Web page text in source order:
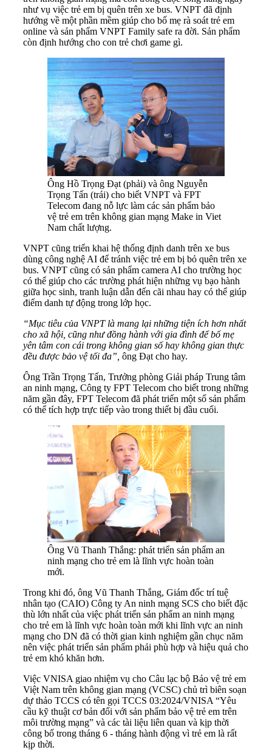
như vụ việc trẻ em bị quên trên xe bus. VNPT đã định
hướng về một phần mềm giúp cho bố mẹ rà soát trẻ em
online và sản phẩm VNPT Family safe ra đời. Sản phẩm
còn định hướng cho con trẻ chơi game gì.
Ông Hồ Trọng Đạt (phải) và ông Nguyễn
Trọng Tấn (trái) cho biết VNPT và FPT
Telecom đang nỗ lực làm các sản phẩm bảo
vệ trẻ em trên không gian mạng Make in Viet
Nam chất lượng.
VNPT cũng triển khai hệ thống định danh trên xe bus
dùng công nghệ AI để tránh việc trẻ em bị bỏ quên trên xe
bus. VNPT cũng có sản phẩm camera AI cho trường học
có thể giúp cho các trường phát hiện những vụ bạo hành
giữa học sinh, tranh luận dẫn đến cãi nhau hay có thể giúp
điểm danh tự động trong lớp học.
“Mục tiêu của VNPT là mang lại những tiện ích hơn nhất
cho xã hội, cũng như đồng hành với gia đình để bố mẹ
yên tâm con cái trong không gian số hay không gian thực
đều được bảo vệ tối đa”, ông Đạt cho hay.
Ông Trần Trọng Tấn, Trưởng phòng Giải pháp Trung tâm
an ninh mạng, Công ty FPT Telecom cho biết trong những
năm gần đây, FPT Telecom đã phát triển một số sản phẩm
có thể tích hợp trực tiếp vào trong thiết bị đầu cuối.
Ông Vũ Thanh Thắng: phát triển sản phẩm an
ninh mạng cho trẻ em là lĩnh vực hoàn toàn
mới.
Trong khi đó, ông Vũ Thanh Thắng, Giám đốc trí tuệ
nhân tạo (CAIO) Công ty An ninh mạng SCS cho biết đặc
thù lớn nhất của việc phát triển sản phẩm an ninh mạng
cho trẻ em là lĩnh vực hoàn toàn mới khi lĩnh vực an ninh
mạng cho DN đã có thời gian kinh nghiệm gần chục năm
nên việc phát triển sản phẩm phải phù hợp và hiệu quả cho
trẻ em khó khăn hơn.
Việc VNISA giao nhiệm vụ cho Câu lạc bộ Bảo vệ trẻ em
Việt Nam trên không gian mạng (VCSC) chủ trì biên soạn
dự thảo TCCS có tên gọi TCCS 03:2024/VNISA “Yêu
cầu kỹ thuật cơ bản đối với sản phẩm bảo vệ trẻ em trên
môi trường mạng” và các tài liệu liên quan và kịp thời
công bố trong tháng 6 - tháng hành động vì trẻ em là rất
kịp thời.